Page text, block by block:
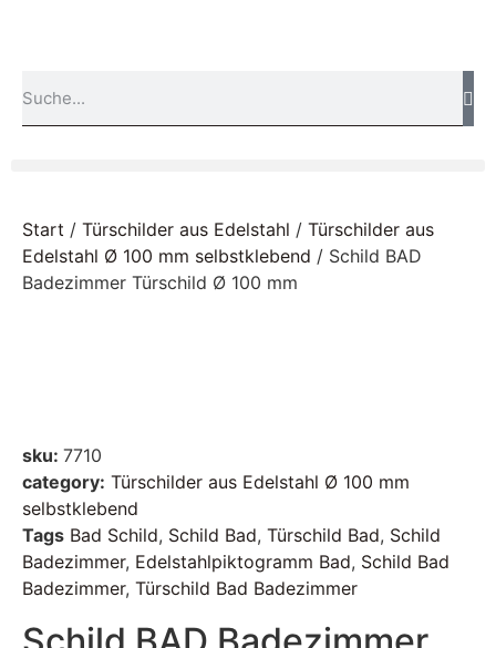
Start / Türschilder aus Edelstahl / Türschilder aus
Edelstahl Ø 100 mm selbstklebend / Schild BAD
Badezimmer Türschild Ø 100 mm
sku: 7710
category: Türschilder aus Edelstahl Ø 100 mm
selbstklebend
Tags Bad Schild, Schild Bad, Türschild Bad, Schild
Badezimmer, Edelstahlpiktogramm Bad, Schild Bad
Badezimmer, Türschild Bad Badezimmer